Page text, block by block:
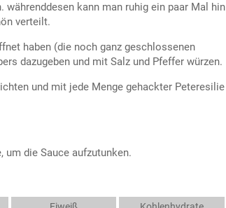
währenddesen kann man ruhig ein paar Mal hin
verteilt.
haben (die noch ganz geschlossenen
dazugeben und mit Salz und Pfeffer würzen.
und mit jede Menge gehackter Peteresilie
um die Sauce aufzutunken.